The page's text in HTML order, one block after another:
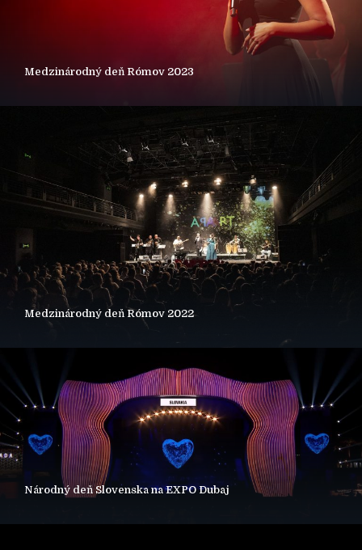
Medzinárodný deň Rómov 2023
Medzinárodný deň Rómov 2022
Národný deň Slovenska na EXPO Dubaj